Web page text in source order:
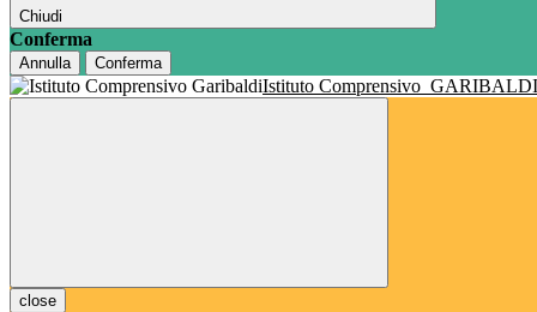
Chiudi
Conferma
Annulla Conferma
Istituto Comprensivo GARIBALDI
close